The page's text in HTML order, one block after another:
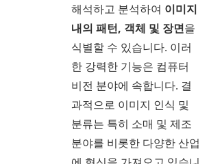
해석하고 분석하여 이미지
내의 패턴, 객체 및 장면을
식별할 수 있습니다. 이러
한 강력한 기능은 컴퓨터
비전 분야에 속합니다. 결
과적으로 이미지 인식 및
분류는 특히 소매 및 제조
분야를 비롯한 다양한 산업